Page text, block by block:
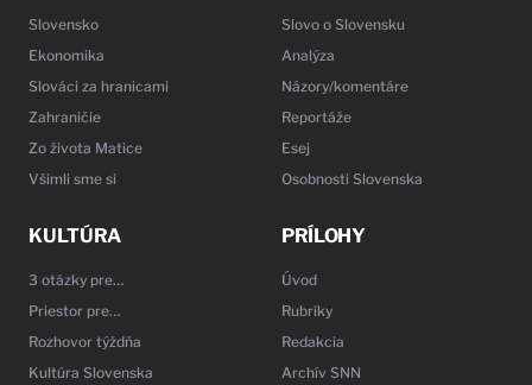
Slovensko
Ekonomika
Slováci za hranicami
Zahraničie
Zo života Matice
Všimli sme si
Slovo o Slovensku
Analýza
Názory/komentáre
Reportáže
Esej
Osobnosti Slovenska
KULTÚRA
3 otázky pre…
Priestor pre…
Rozhovor týždňa
Kultúra Slovenska
PRÍLOHY
Úvod
Rubriky
Redakcia
Archív SNN